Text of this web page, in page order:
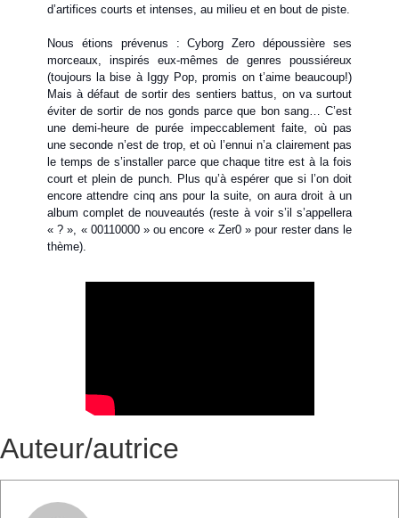
d’artifices courts et intenses, au milieu et en bout de piste.
Nous étions prévenus : Cyborg Zero dépoussière ses
morceaux, inspirés eux-mêmes de genres poussiéreux
(toujours la bise à Iggy Pop, promis on t’aime beaucoup!)
Mais à défaut de sortir des sentiers battus, on va surtout
éviter de sortir de nos gonds parce que bon sang… C’est
une demi-heure de purée impeccablement faite, où pas
une seconde n’est de trop, et où l’ennui n’a clairement pas
le temps de s’installer parce que chaque titre est à la fois
court et plein de punch. Plus qu’à espérer que si l’on doit
encore attendre cinq ans pour la suite, on aura droit à un
album complet de nouveautés (reste à voir s’il s’appellera
« ? », « 00110000 » ou encore « Zer0 » pour rester dans le
thème).
Auteur/autrice